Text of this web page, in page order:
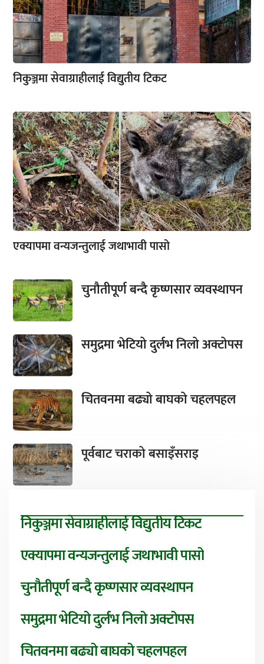
निकुञ्जमा सेवाग्राहीलाई विद्युतीय टिकट
एक्यापमा वन्यजन्तुलाई जथाभावी पासो
चुनौतीपूर्ण बन्दै कृष्णसार व्यवस्थापन
समुद्रमा भेटियो दुर्लभ निलो अक्टोपस
चितवनमा बढ्यो बाघको चहलपहल
पूर्वबाट चराको बसाइँसराइ
निकुञ्जमा सेवाग्राहीलाई विद्युतीय टिकट
एक्यापमा वन्यजन्तुलाई जथाभावी पासो
चुनौतीपूर्ण बन्दै कृष्णसार व्यवस्थापन
समुद्रमा भेटियो दुर्लभ निलो अक्टोपस
चितवनमा बढ्यो बाघको चहलपहल